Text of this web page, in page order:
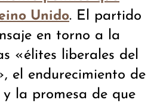
Unido. El partido
en torno a la
«élites liberales del
el endurecimiento de
la promesa de que